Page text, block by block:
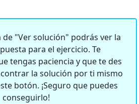
"Ver solución" podrás ver la
para el ejercicio. Te
tengas paciencia y que te des
la solución por ti mismo
botón. ¡Seguro que puedes
conseguirlo!